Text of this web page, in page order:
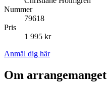
Nummer
79618
Pris
1 995 kr
Anmäl dig här
Om arrangemanget